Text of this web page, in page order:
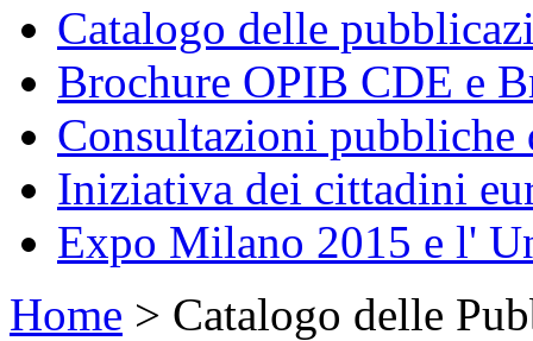
Catalogo delle
Brochure OPIB CDE e
Consultazioni pubbliche
Iniziativa dei cittadini
Expo Milano 2015 e l'
Home > Catalogo delle